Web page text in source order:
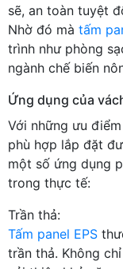
sẽ, an toàn tuyệt
Nhờ đó mà tấm
trình như phòng
ngành chế biến
Ứng dụng của
Với những ưu
phù hợp lắp đặt
một số ứng dụng
trong thực tế:
Trần thả:
Tấm panel EPS
trần thả. Không